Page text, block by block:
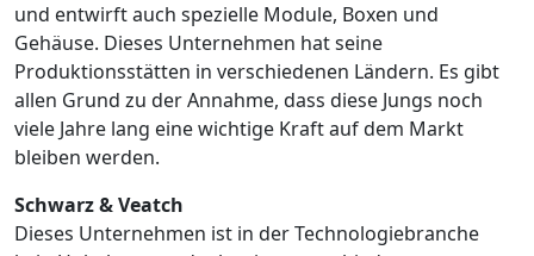
und entwirft auch spezielle Module, Boxen und
Gehäuse. Dieses Unternehmen hat seine
Produktionsstätten in verschiedenen Ländern. Es gibt
allen Grund zu der Annahme, dass diese Jungs noch
viele Jahre lang eine wichtige Kraft auf dem Markt
bleiben werden.
Schwarz & Veatch
Dieses Unternehmen ist in der Technologiebranche